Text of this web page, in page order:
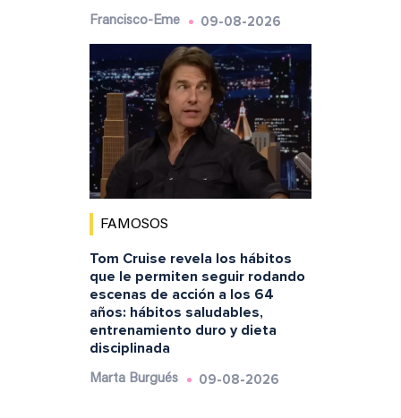
Francisco-Eme 09-08-2026
FAMOSOS
Tom Cruise revela los hábitos
que le permiten seguir rodando
escenas de acción a los 64
años: hábitos saludables,
entrenamiento duro y dieta
disciplinada
Marta Burgués 09-08-2026